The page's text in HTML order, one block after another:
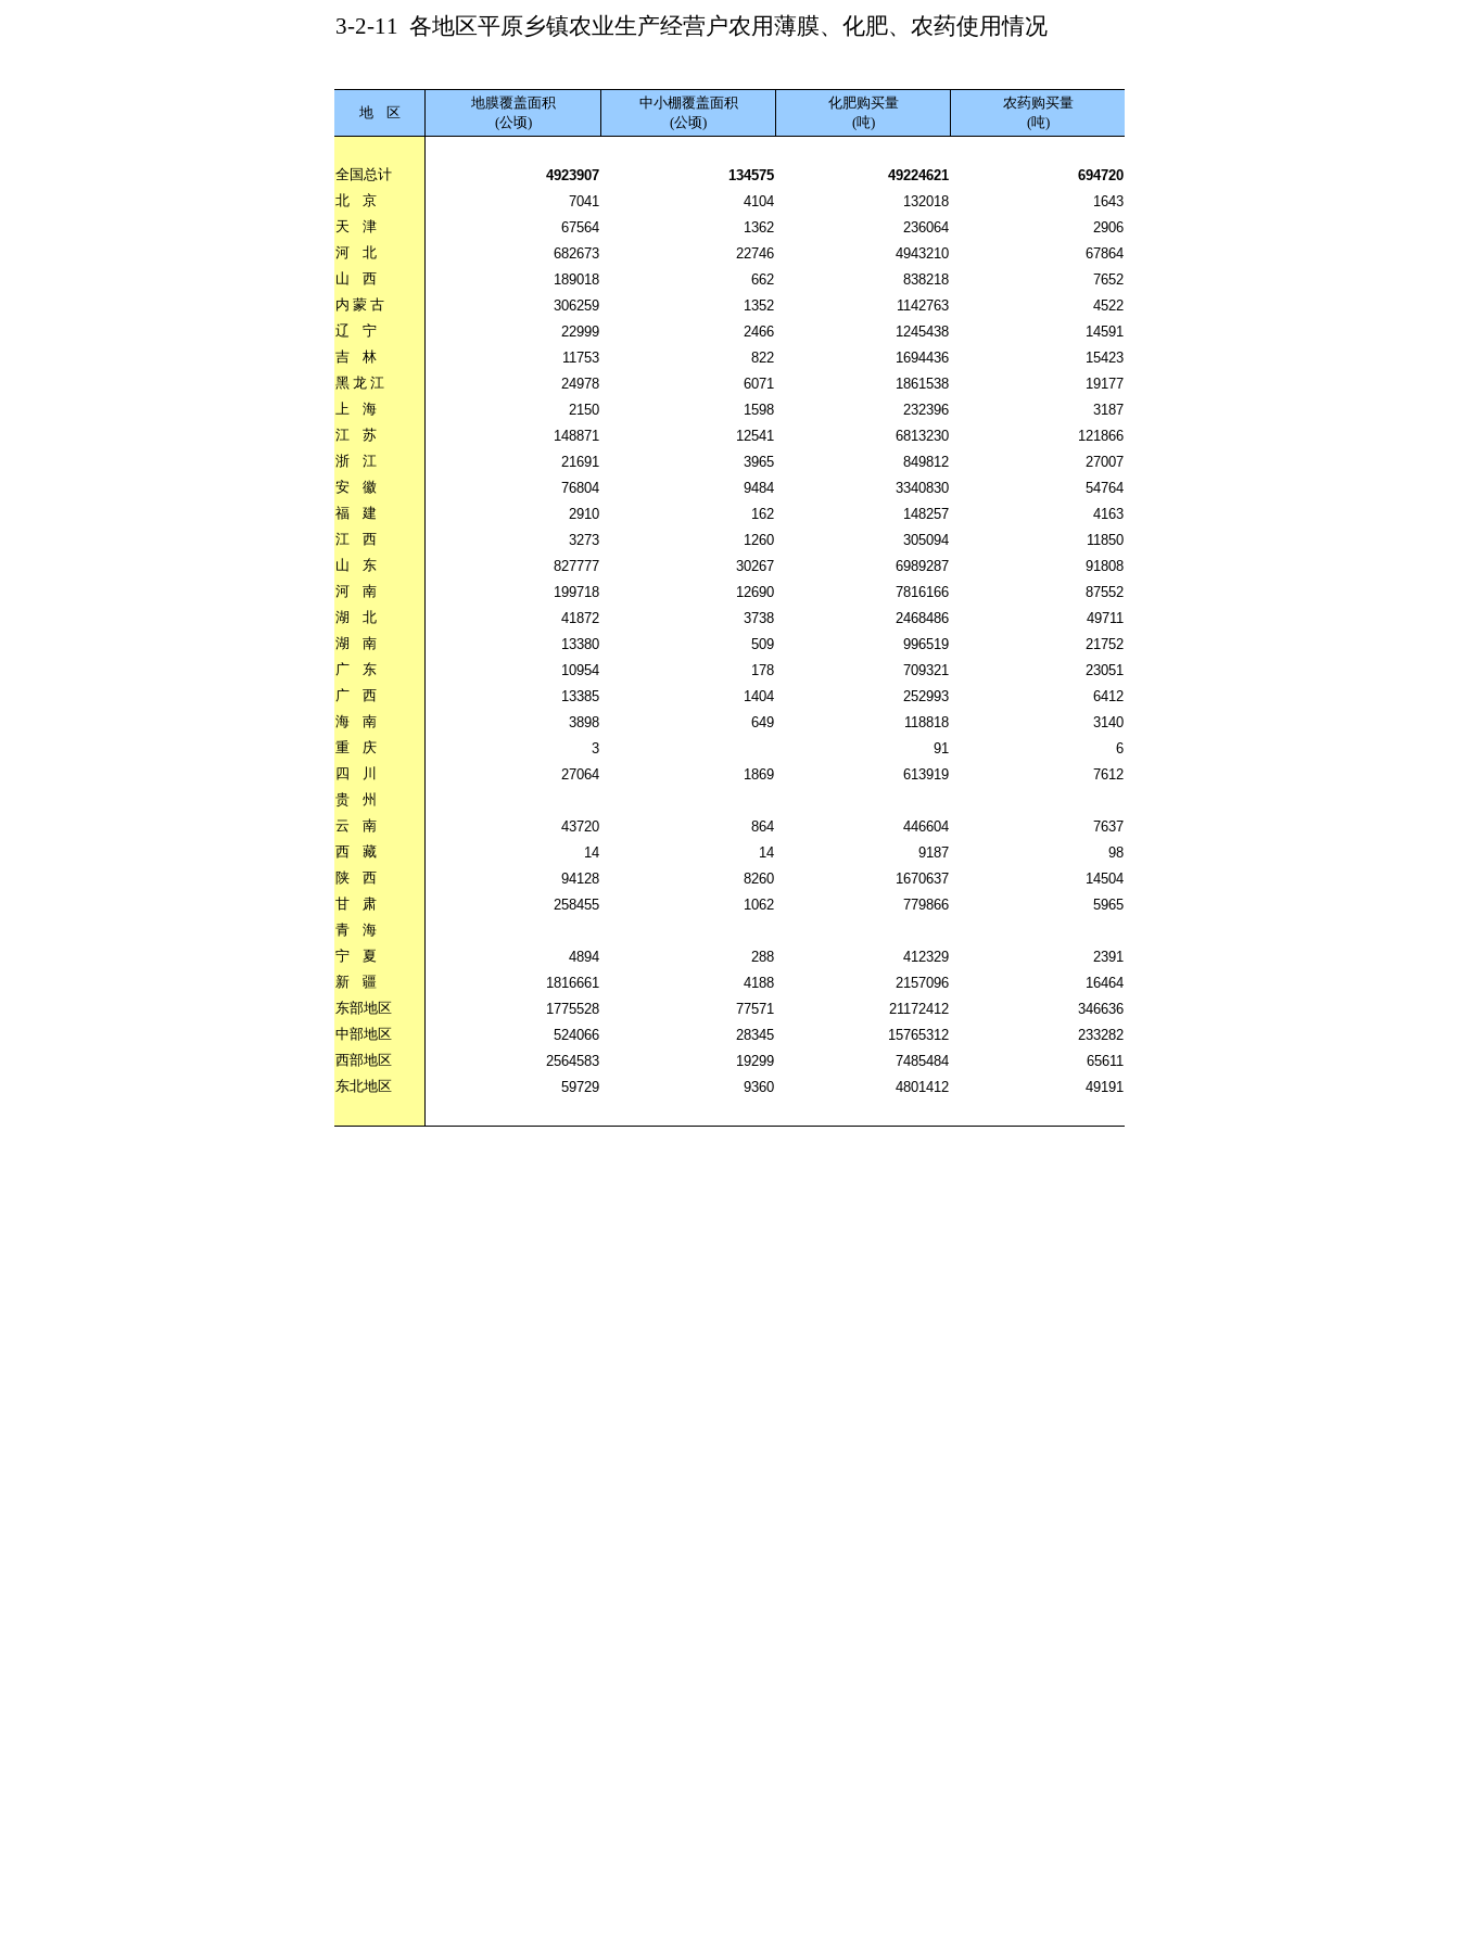
3-2-11 各地区平原乡镇农业生产经营户农用薄膜、化肥、农药使用情况
地 区
地膜覆盖面积
(公顷)
中小棚覆盖面积
(公顷)
化肥购买量
(吨)
农药购买量
(吨)
全国总计 4923907 134575 49224621
694720
北
京 7041 4104 132018
1643
天
津 67564 1362 236064
2906
河
北 682673 22746 4943210
67864
山
西 189018 662 838218
7652
内 蒙 古 306259 1352 1142763
4522
辽
宁 22999 2466 1245438
14591
吉
林 11753 822 1694436
15423
黑 龙 江 24978 6071 1861538
19177
上
海 2150 1598 232396
3187
江
苏 148871 12541 6813230
121866
浙
江 21691 3965 849812
27007
安
徽 76804 9484 3340830
54764
福
建 2910 162 148257
4163
江
西 3273 1260 305094
11850
山
东 827777 30267 6989287
91808
河
南 199718 12690 7816166
87552
湖
北 41872 3738 2468486
49711
湖
南 13380 509 996519
21752
广
东 10954 178 709321
23051
广
西 13385 1404 252993
6412
海
南 3898 649 118818
3140
重
庆 3 91
6
四
川 27064 1869 613919
7612
贵
州
云
南 43720 864 446604
7637
西
藏 14 14 9187
98
陕
西 94128 8260 1670637
14504
甘
肃 258455 1062 779866
5965
青
海
宁
夏 4894 288 412329
2391
新
疆 1816661 4188 2157096
16464
东部地区
1775528 77571 21172412
346636
中部地区
524066 28345 15765312
233282
西部地区
2564583 19299 7485484
65611
东北地区
59729 9360 4801412 49191